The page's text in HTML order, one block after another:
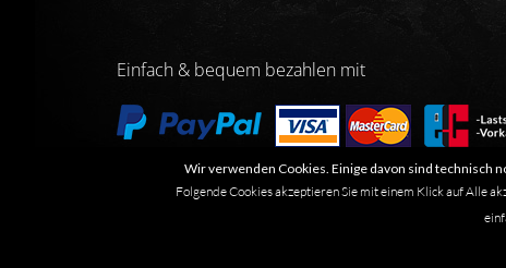
Einfach & bequem bezahlen mit
Marken- oder Warenzeichen werden in der Regel nicht
Wir verwenden Cookies. Einige davon sind technisch
Folgende Cookies akzeptieren Sie mit einem Klick auf Alle